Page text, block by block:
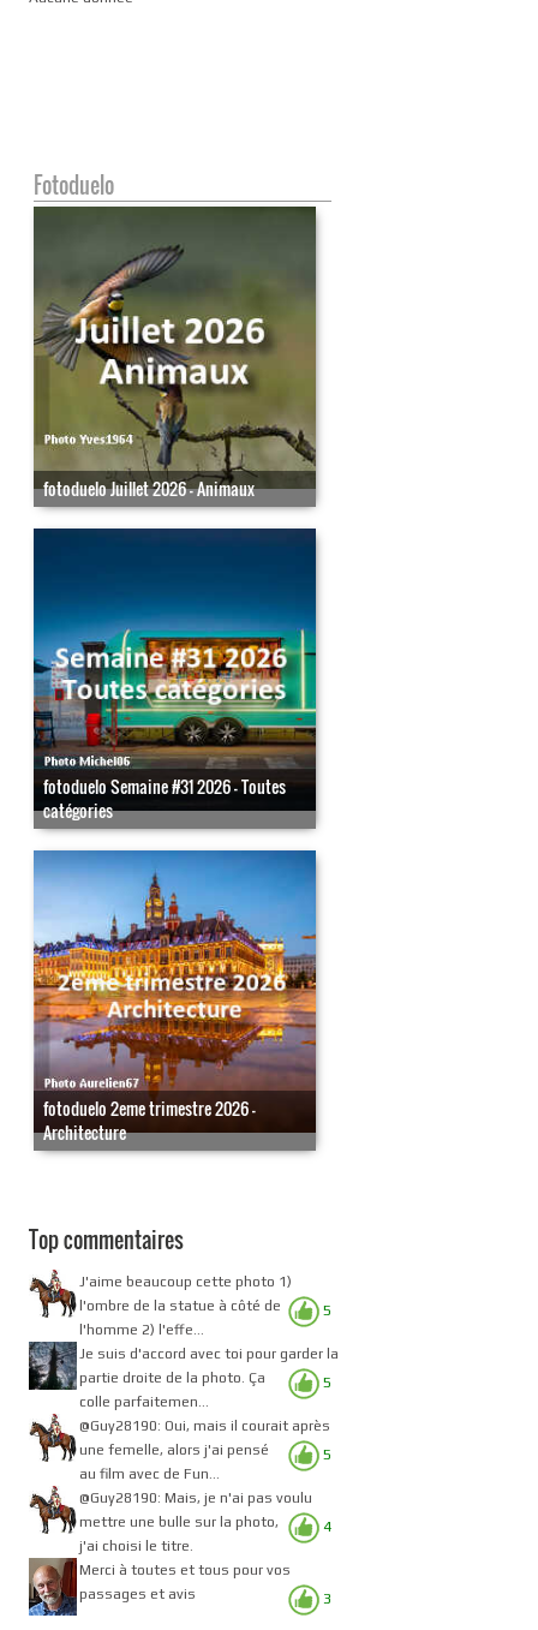
Fotoduelo
fotoduelo Juillet 2026 - Animaux
fotoduelo Semaine #31 2026 - Toutes
catégories
fotoduelo 2eme trimestre 2026 -
Architecture
Top commentaires
5
J'aime beaucoup cette photo 1)
l'ombre de la statue à côté de
l'homme 2) l'effe...
5
Je suis d'accord avec toi pour garder la
partie droite de la photo. Ça
colle parfaitemen...
5
@Guy28190: Oui, mais il courait après
une femelle, alors j'ai pensé
au film avec de Fun...
4
@Guy28190: Mais, je n'ai pas voulu
mettre une bulle sur la photo,
j'ai choisi le titre.
3
Merci à toutes et tous pour vos
passages et avis